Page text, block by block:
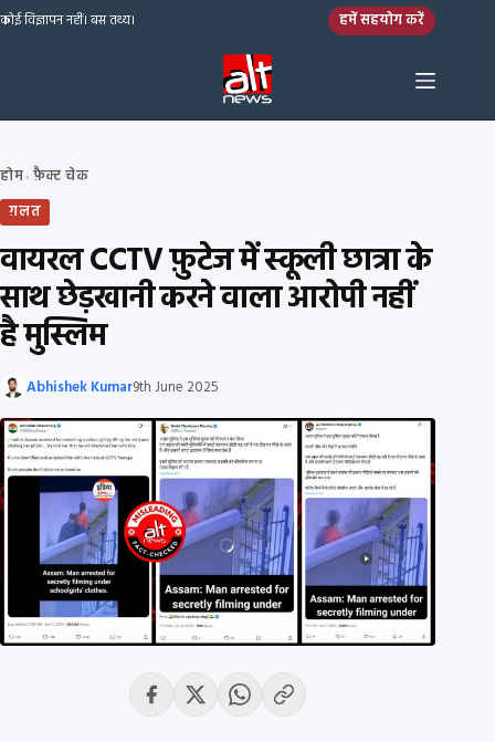
Skip to content
कोई विज्ञापन नहीं। बस तथ्य। हमें सहयोग करें
होम› फ़ैक्ट चेक
ग़लत
वायरल CCTV फ़ुटेज में स्कूली छात्रा के
साथ छेड़खानी करने वाला आरोपी नहीं
है मुस्लिम
Abhishek Kumar9th June 2025